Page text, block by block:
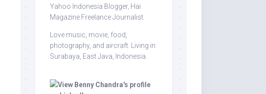
Yahoo Indonesia Blogger, Hai
Magazine Freelance Journalist.
Love music, movie, food,
photography, and aircraft. Living in
Surabaya, East Java, Indonesia.